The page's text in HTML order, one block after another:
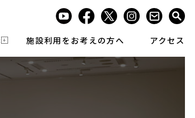
施設利用をお考えの方へ アクセス